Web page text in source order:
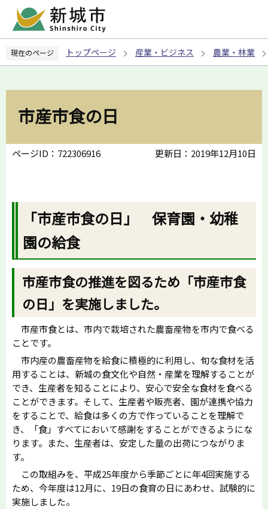
ペ
の
現在のページ トップページ 産業・ビジネス 農業・林業
市産市食の日
ページID：722306916 更新日：2019年12月10日
「市産市食の日」 保育園・幼稚
園の給食
市産市食の推進を図るため「市産市食
の日」を実施しました。
市産市食とは、市内で栽培された農畜産物を市内で食べる
ことです。
市内産の農畜産物を給食に積極的に利用し、旬な食材を活
用することは、新城の食文化や自然・産業を理解することが
でき、生産者を知ることにより、安心で安全な食材を食べる
ことができます。そして、生産者や販売者、園が連携や協力
をすることで、給食は多くの方で作っていることを理解で
き、「食」すべてにおいて感謝をすることができるようにな
ります。また、生産者は、安定した量の出荷につながりま
す。
この取組みを、平成25年度から季節ごとに年4回実施する
ため、今年度は12月に、19日の食育の日にあわせ、試験的に
実施しました。